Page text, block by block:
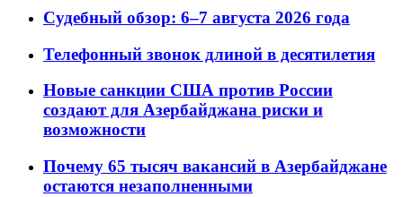
Судебный обзор: 6–7 августа 2026 года
Телефонный звонок длиной в десятилетия
Новые санкции США против России
создают для Азербайджана риски и
возможности
Почему 65 тысяч вакансий в Азербайджане
остаются незаполненными